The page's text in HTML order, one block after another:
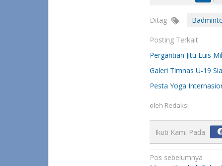
Ditag
Posting Terkait
Pergantian Jitu Luis
Galeri Timnas U-19
Pesta Yoga
oleh Redaksi
Ikuti Kami Pada
Navigasi
Pos sebelumnya